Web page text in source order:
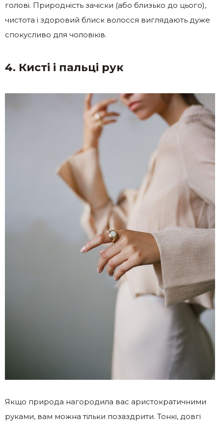
голові. Природність зачіски (або близько до цього),
чистота і здоровий блиск волосся виглядають дуже
спокусливо для чоловіків.
4. Кисті і пальці рук
Якщо природа нагородила вас аристократичними
руками, вам можна тільки позаздрити. Тонкі, довгі